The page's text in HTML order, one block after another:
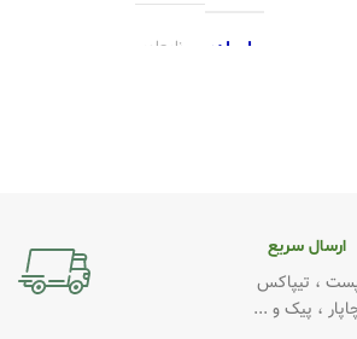
ابعاد نامعلوم
ارسال سریع
، تیپاکس
، پیک و ...